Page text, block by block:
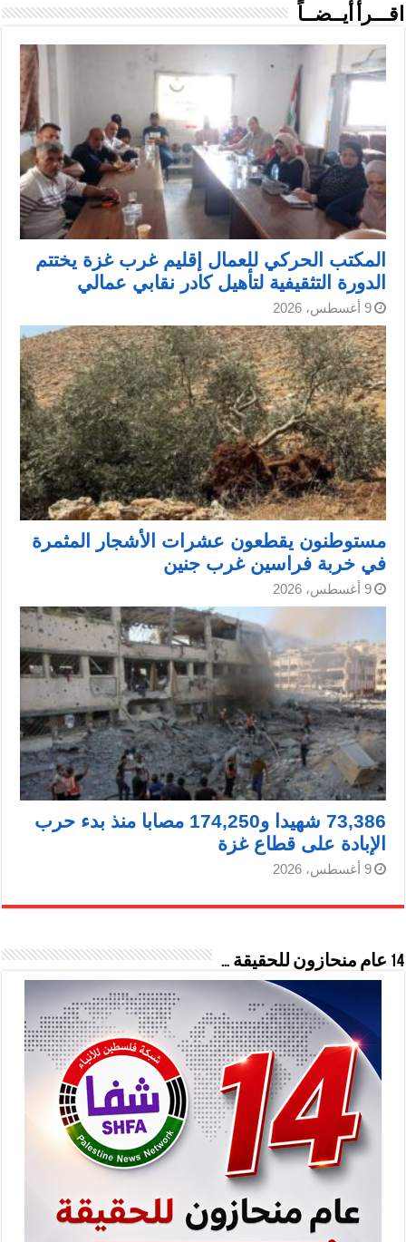
اقـــرأ أيــضــاً
المكتب الحركي للعمال إقليم غرب غزة يختتم
الدورة التثقيفية لتأهيل كادر نقابي عمالي
9 أغسطس، 2026
مستوطنون يقطعون عشرات الأشجار المثمرة
في خربة فراسين غرب جنين
9 أغسطس، 2026
73,386 شهيدا و174,250 مصابا منذ بدء حرب
الإبادة على قطاع غزة
9 أغسطس، 2026
14 عام منحازون للحقيقة …